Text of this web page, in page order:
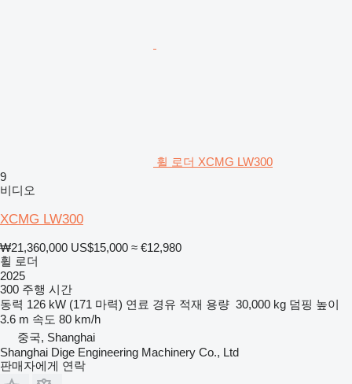
휠 로더 XCMG LW300
9
비디오
XCMG LW300
₩21,360,000 US$15,000 ≈ €12,980
휠 로더
2025
300 주행 시간
동력 126 kW (171 마력) 연료 경유 적재 용량 30,000 kg 덤핑 높이
3.6 m 속도 80 km/h
중국, Shanghai
Shanghai Dige Engineering Machinery Co., Ltd
판매자에게 연락